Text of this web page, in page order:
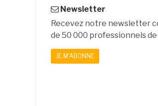
Newsletter
Recevez notre newsletter
de 50 000 professionnels de
JE M'ABONNE